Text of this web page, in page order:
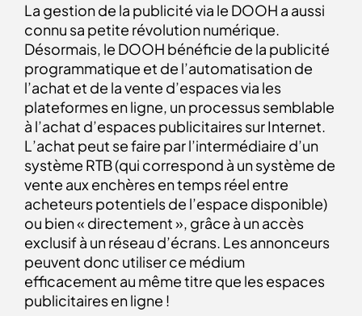
La gestion de la publicité via le DOOH a aussi
connu sa petite révolution numérique.
Désormais, le DOOH bénéficie de la publicité
programmatique et de l’automatisation de
l’achat et de la vente d’espaces via les
plateformes en ligne, un processus semblable
à l’achat d’espaces publicitaires sur Internet.
L’achat peut se faire par l’intermédiaire d’un
système RTB (qui correspond à un système de
vente aux enchères en temps réel entre
acheteurs potentiels de l’espace disponible)
ou bien « directement », grâce à un accès
exclusif à un réseau d’écrans. Les annonceurs
peuvent donc utiliser ce médium
efficacement au même titre que les espaces
publicitaires en ligne !